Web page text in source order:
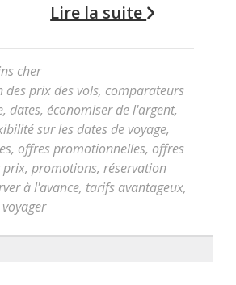
Lire la suite
cher
des prix des vols, comparateurs
, dates, économiser de l'argent,
sur les dates de voyage,
, offres promotionnelles, offres
prix, promotions, réservation
à l'avance, tarifs avantageux,
voyager